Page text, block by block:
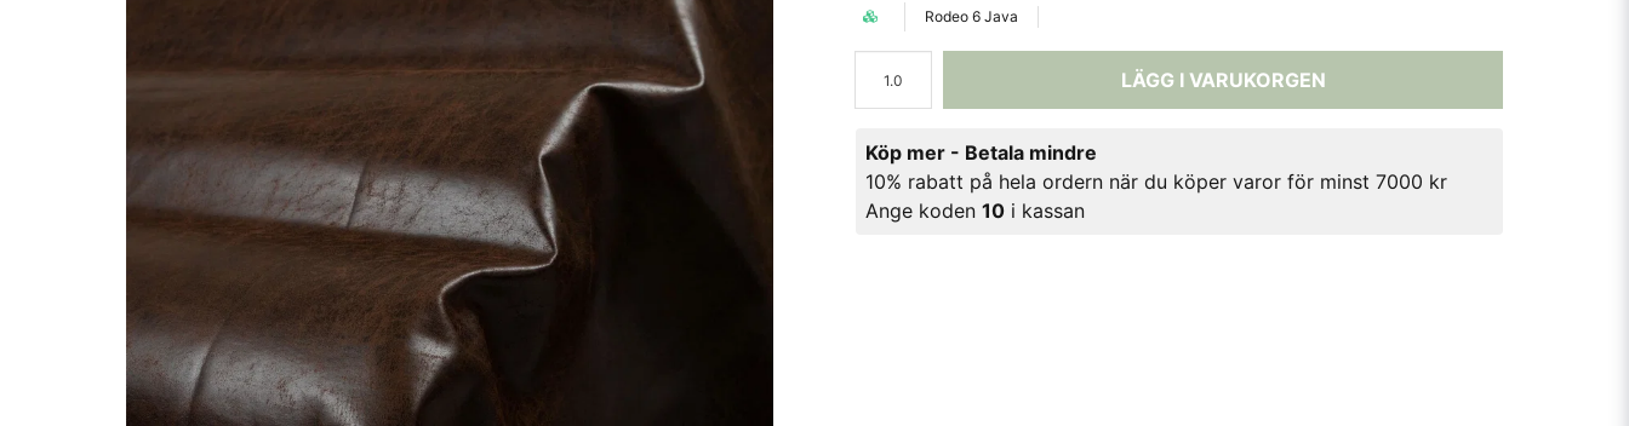
Rodeo 6 Java
LÄGG I VARUKORGEN
Köp mer - Betala mindre
10% rabatt på hela ordern när du köper varor för minst 7000 kr
Ange koden10 i kassan